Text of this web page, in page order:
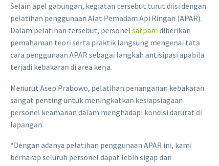
Selain apel gabungan, kegiatan tersebut turut diisi dengan
pelatihan penggunaan Alat Pemadam Api Ringan (APAR).
Dalam pelatihan tersebut, personel satpam diberikan
pemahaman teori serta praktik langsung mengenai tata
cara penggunaan APAR sebagai langkah antisipasi apabila
terjadi kebakaran di area kerja.
Menurut Asep Prabowo, pelatihan penanganan kebakaran
sangat penting untuk meningkatkan kesiapsiagaan
personel keamanan dalam menghadapi kondisi darurat di
lapangan.
“Dengan adanya pelatihan penggunaan APAR ini, kami
berharap seluruh personel dapat lebih sigap dan